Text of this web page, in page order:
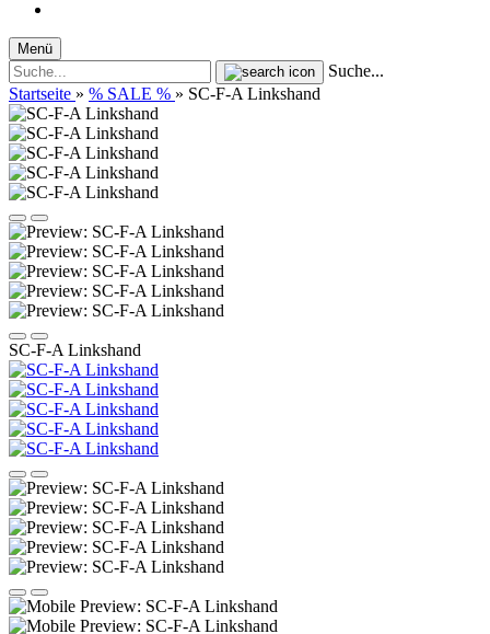
Menü
Suche...
Startseite » % SALE % » SC-F-A Linkshand
SC-F-A Linkshand